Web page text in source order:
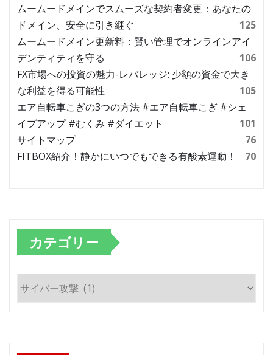
ムームードメインでスムーズな契約者変更：あなたの
ドメイン、安全に引き継ぐ
125
ムームードメイン更新料：賢い管理でオンラインアイ
デンティティを守る
106
FX市場への投資の魅力-レバレッジ: 少額の資金で大き
な利益を得る可能性
105
エア自転車こぎの3つの方法 #エア自転車こぎ #シェ
イプアップ #むくみ #ダイエット
101
サイトマップ
76
FITBOX紹介！静かにいつでもできる有酸素運動！
70
カテゴリー
テ